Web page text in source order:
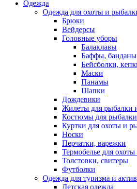
Одежда
Одежда для охоты и
Брюки
Вейдерсы
Головные уборы
Балаклавы
Баффы, банданы
Бейсболки,
Маски
Панамы
Шапки
Дождевики
Жилеты для рыбалки
Костюмы для
Куртки для охоты и
Носки
Перчатки, варежки
Термобелье для
Толстовки, свитеры
Футболки
Одежда для туризма и
Детская одежда